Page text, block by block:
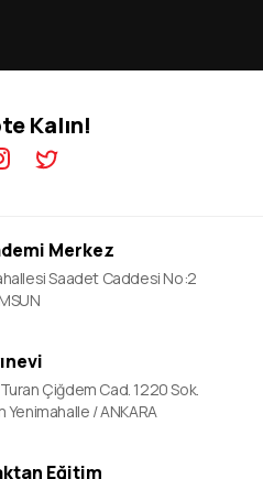
Kalın!
Merkez
Saadet Caddesi No:2
Çiğdem Cad. 1220 Sok.
Yenimahalle / ANKARA
Eğitim